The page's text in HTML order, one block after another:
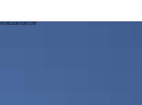
!!0.092153072357178!!